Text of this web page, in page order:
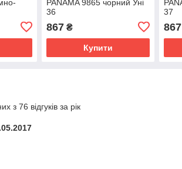
PANAMA 9865 чорний Уні
36
867₴
Купити
37
867
з 76 відгуків за рік